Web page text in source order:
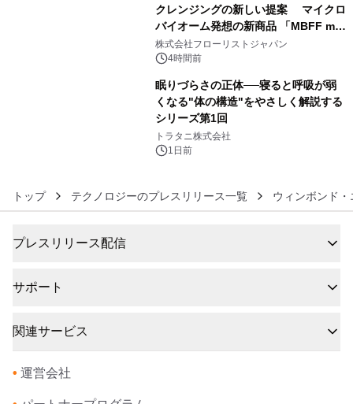
クレンジングの新しい提案 マイクロ
バイオーム発想の新商品 「MBFF mb
クレンジングPRO」を2026年8月6日
発売
株式会社フローリストジャパン
4時間前
眠りづらさの正体──寝ると呼吸が弱
くなる"体の構造"をやさしく解説する
シリーズ第1回
トラタニ株式会社
1日前
トップ テクノロジーのプレスリリース一覧 ウィンボンド
プレスリリース配信
サポート
関連サービス
• 運営会社